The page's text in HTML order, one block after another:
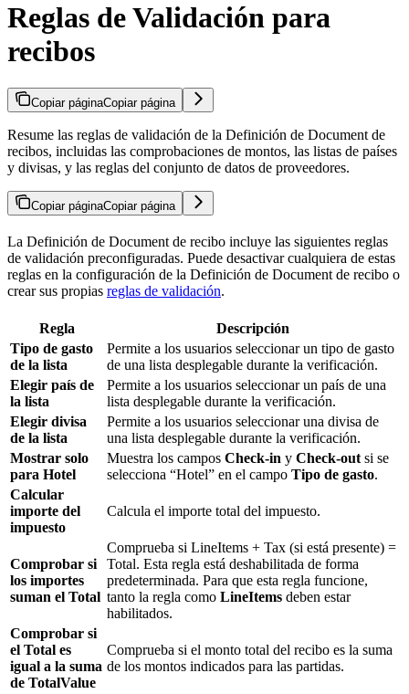
Reglas de Validación para
recibos
Copiar páginaCopiar página
Resume las reglas de validación de la Definición de Document de
recibos, incluidas las comprobaciones de montos, las listas de países
y divisas, y las reglas del conjunto de datos de proveedores.
Copiar páginaCopiar página
La Definición de Document de recibo incluye las siguientes reglas
de validación preconfiguradas. Puede desactivar cualquiera de estas
reglas en la configuración de la Definición de Document de recibo o
crear sus propias reglas de validación.
Regla
Descripción
Tipo de gasto
de la lista
Permite a los usuarios seleccionar un tipo de gasto
de una lista desplegable durante la verificación.
Elegir país de
la lista
Permite a los usuarios seleccionar un país de una
lista desplegable durante la verificación.
Elegir divisa
de la lista
Permite a los usuarios seleccionar una divisa de
una lista desplegable durante la verificación.
Mostrar solo
para Hotel
Muestra los campos Check-in y Check-out si se
selecciona “Hotel” en el campo Tipo de gasto.
Calcular
importe del
impuesto
Calcula el importe total del impuesto.
Comprobar si
los importes
suman el Total
Comprueba si LineItems + Tax (si está presente) =
Total. Esta regla está deshabilitada de forma
predeterminada. Para que esta regla funcione,
tanto la regla como LineItems deben estar
habilitados.
Comprobar si
el Total es
igual a la suma
de TotalValue
Comprueba si el monto total del recibo es la suma
de los montos indicados para las partidas.